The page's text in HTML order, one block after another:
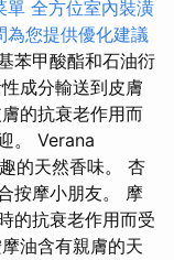
單 全方位室內裝潢
為您提供優化建議
苯甲酸酯和石油衍
成分輸送到皮膚
的抗衰老作用而
。 Verana
的天然香味。 杏
按摩小朋友。 摩
的抗衰老作用而受
油含有親膚的天